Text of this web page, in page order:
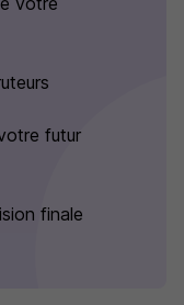
futur
finale